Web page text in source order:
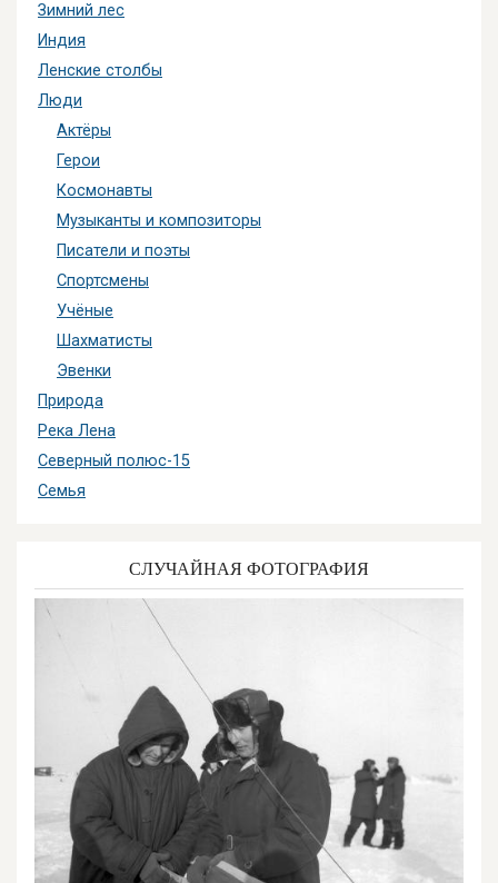
Зимний лес
Индия
Ленские столбы
Люди
Актёры
Герои
Космонавты
Музыканты и композиторы
Писатели и поэты
Спортсмены
Учёные
Шахматисты
Эвенки
Природа
Река Лена
Северный полюс-15
Семья
СЛУЧАЙНАЯ ФОТОГРАФИЯ